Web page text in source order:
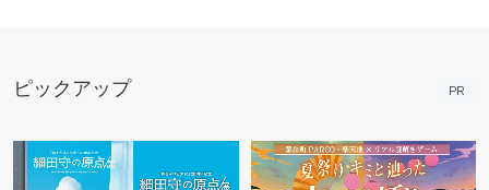
ピックアップ PR